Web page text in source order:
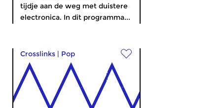
tijdje aan de weg met duistere
electronica. In dit programma...
Crosslinks | Pop